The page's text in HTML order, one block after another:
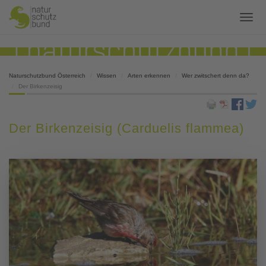
Naturschutzbund Österreich Wissen Arten erkennen
Wer zwitschert denn da?
Der Birkenzeisig
Der Birkenzeisig (Carduelis flammea)